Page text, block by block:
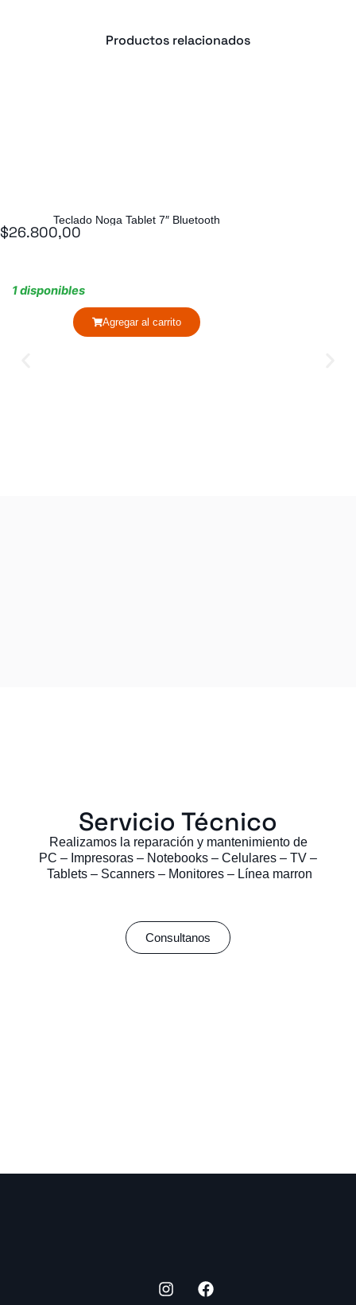
Productos relacionados
Teclado Noga Tablet 7″ Bluetooth
$26.800,00
1 disponibles
Agregar al carrito
Servicio Técnico
Realizamos la reparación y mantenimiento de
PC – Impresoras – Notebooks – Celulares – TV –
Tablets – Scanners – Monitores – Línea marron
Consultanos